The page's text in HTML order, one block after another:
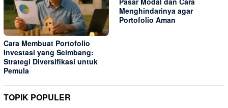
Cara Membuat Portofolio
Investasi yang Seimbang:
Strategi Diversifikasi untuk
Pemula
Menghindarinya agar
Portofolio Aman
TOPIK POPULER